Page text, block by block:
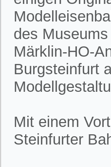
des
Märklin-HO-
Burgsteinfurt
Mit einem
Steinfurter